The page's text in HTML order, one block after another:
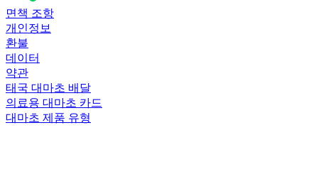
면책 조항
개인정보
환불
데이터
약관
태국 대마초 배달
의료용 대마초 카드
대마초 제품 유형